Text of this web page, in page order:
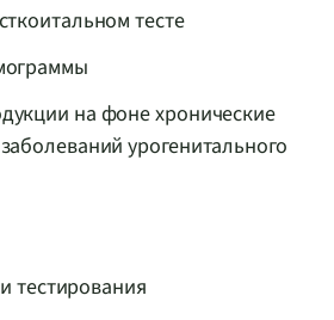
тесте
на фоне хронические
урогенитального
тестирования